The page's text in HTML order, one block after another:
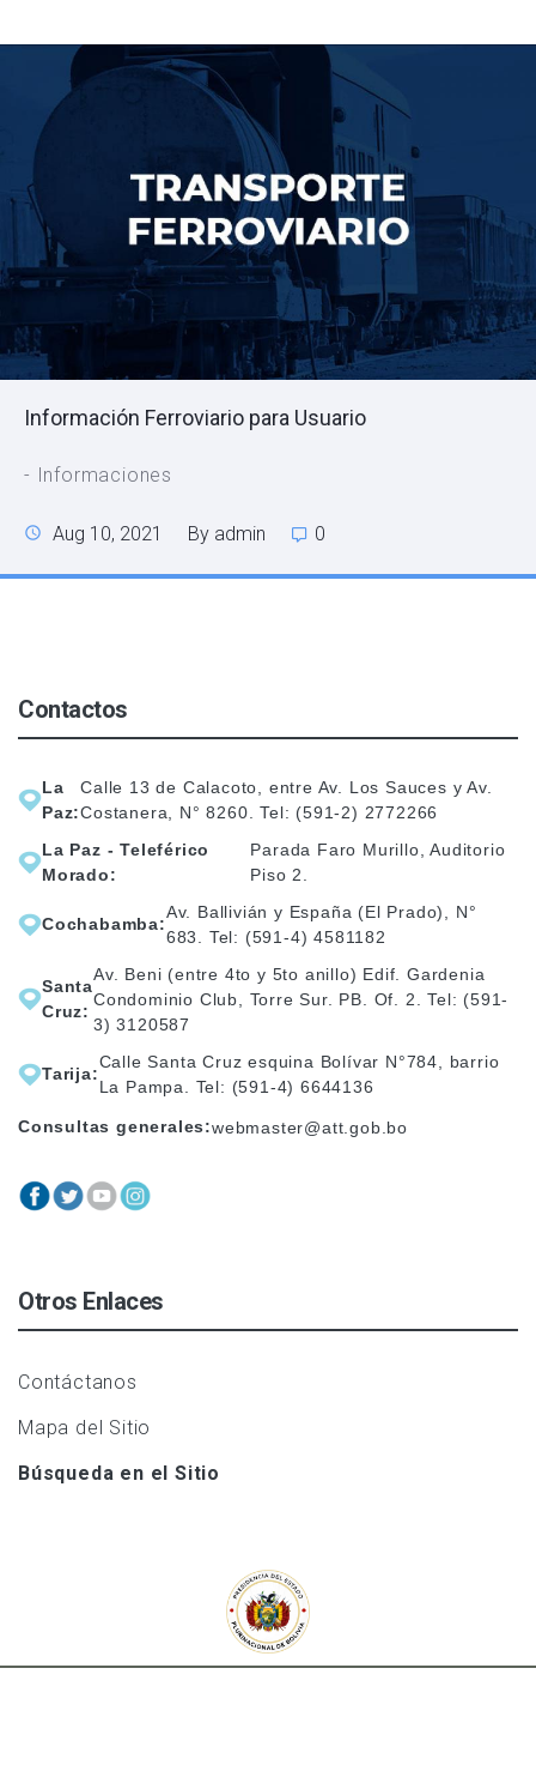
Información Ferroviario para Usuario
- Informaciones
Aug 10, 2021 By admin 0
Contactos
La
Paz:
Calle 13 de Calacoto, entre Av. Los Sauces y Av.
Costanera, N° 8260. Tel: (591-2) 2772266
La Paz - Teleférico
Morado:
Parada Faro Murillo, Auditorio
Piso 2.
Cochabamba:
Av. Ballivián y España (El Prado), N°
683. Tel: (591-4) 4581182
Santa
Cruz:
Av. Beni (entre 4to y 5to anillo) Edif. Gardenia
Condominio Club, Torre Sur. PB. Of. 2. Tel: (591-
3) 3120587
Tarija:
Calle Santa Cruz esquina Bolívar N°784, barrio
La Pampa. Tel: (591-4) 6644136
Consultas generales:webmaster@att.gob.bo
Otros Enlaces
Contáctanos
Mapa del Sitio
Búsqueda en el Sitio